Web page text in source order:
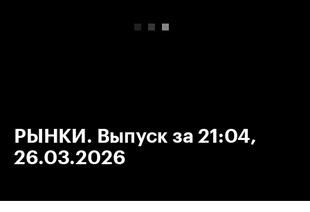
РЫНКИ. Выпуск за 21:04,
26.03.2026